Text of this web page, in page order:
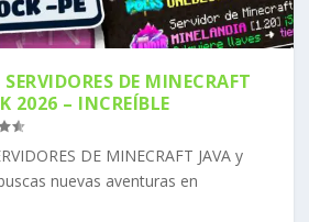
DE MINECRAFT
2026 – INCREÍBLE
DE MINECRAFT JAVA y
nuevas aventuras en